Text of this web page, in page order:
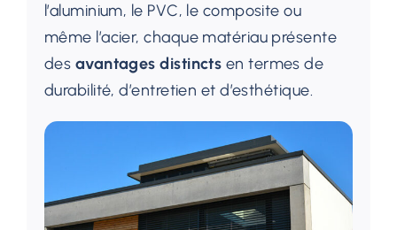
l’aluminium, le PVC, le composite ou
même l’acier, chaque matériau présente
des avantages distincts en termes de
durabilité, d’entretien et d’esthétique.